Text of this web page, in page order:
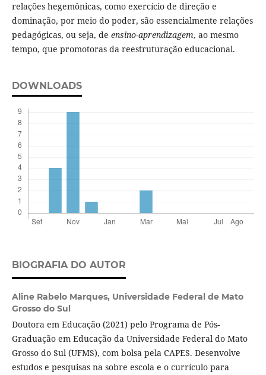
relações hegemônicas, como exercício de direção e
dominação, por meio do poder, são essencialmente relações
pedagógicas, ou seja, de ensino-aprendizagem, ao mesmo
tempo, que promotoras da reestruturação educacional.
DOWNLOADS
BIOGRAFIA DO AUTOR
Aline Rabelo Marques, Universidade Federal de Mato
Grosso do Sul
Doutora em Educação (2021) pelo Programa de Pós-
Graduação em Educação da Universidade Federal do Mato
Grosso do Sul (UFMS), com bolsa pela CAPES. Desenvolve
estudos e pesquisas na sobre escola e o currículo para